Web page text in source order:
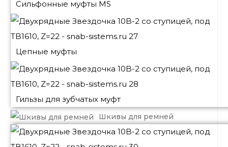
Сильфонные муфты MS
Цепные муфты
Гильзы для зубчатых муфт
Шкивы для ремней